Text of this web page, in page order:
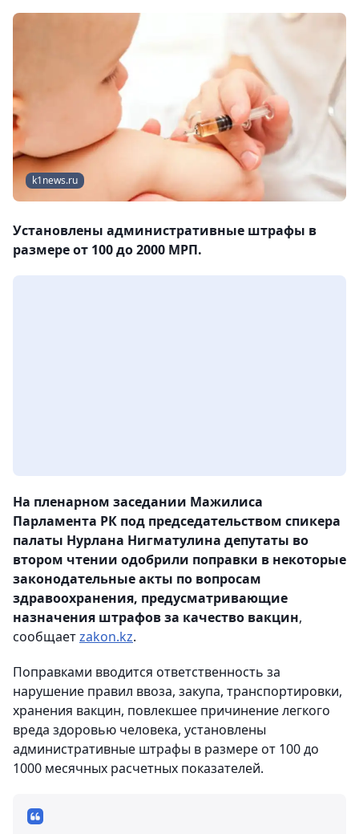
k1news.ru
Установлены административные штрафы в
размере от 100 до 2000 МРП.
На пленарном заседании Мажилиса
Парламента РК под председательством спикера
палаты Нурлана Нигматулина депутаты во
втором чтении одобрили поправки в некоторые
законодательные акты по вопросам
здравоохранения, предусматривающие
назначения штрафов за качество вакцин,
сообщаетzakon.kz.
Поправками вводится ответственность за
нарушение правил ввоза, закупа, транспортировки,
хранения вакцин, повлекшее причинение легкого
вреда здоровью человека, установлены
административные штрафы в размере от 100 до
1000 месячных расчетных показателей.